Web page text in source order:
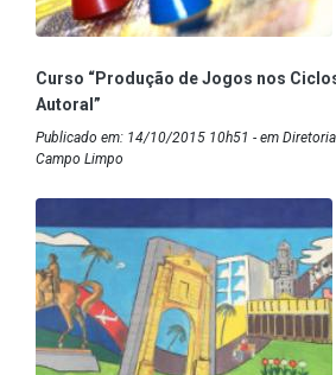
Curso “Produção de Jogos nos
Autoral”
Publicado em: 14/10/2015 10h51 - em Diretoria
Campo Limpo